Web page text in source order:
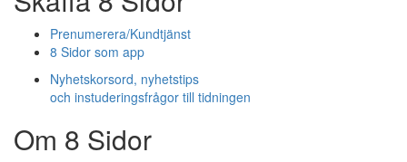
Prenumerera/Kundtjänst
8 Sidor som app
Nyhetskorsord, nyhetstips
och instuderingsfrågor till tidningen
Om 8 Sidor